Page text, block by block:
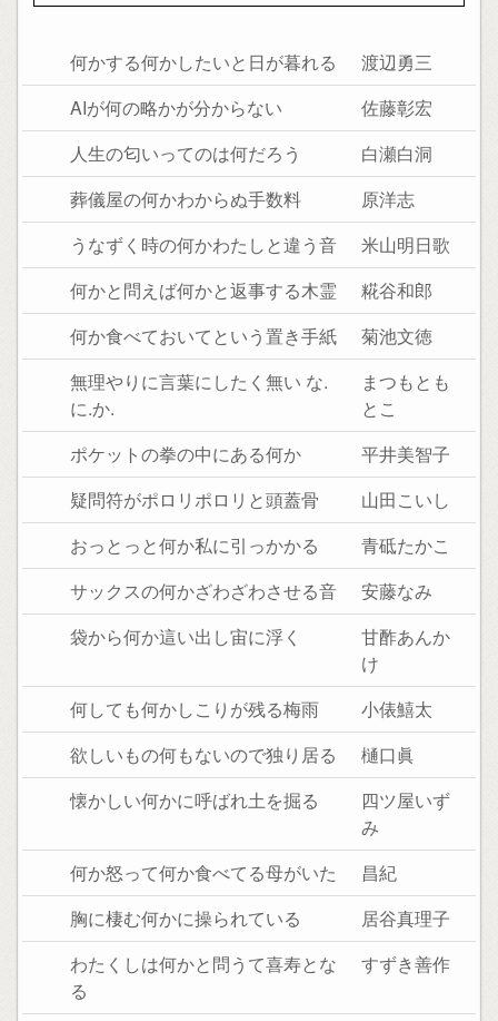
何かする何かしたいと日が暮れる
渡辺勇三
AIが何の略かが分からない
佐藤彰宏
人生の匂いってのは何だろう
白瀬白洞
葬儀屋の何かわからぬ手数料
原洋志
うなずく時の何かわたしと違う音
米山明日歌
何かと問えば何かと返事する木霊
糀谷和郎
何か食べておいてという置き手紙
菊池文徳
無理やりに言葉にしたく無い な.
に.か.
まつもとも
とこ
ポケットの拳の中にある何か
平井美智子
疑問符がポロリポロリと頭蓋骨
山田こいし
おっとっと何か私に引っかかる
青砥たかこ
サックスの何かざわざわさせる音
安藤なみ
袋から何か這い出し宙に浮く
甘酢あんか
け
何しても何かしこりが残る梅雨
小俵鱚太
欲しいもの何もないので独り居る
樋口眞
懐かしい何かに呼ばれ土を掘る
四ツ屋いず
み
何か怒って何か食べてる母がいた
昌紀
胸に棲む何かに操られている
居谷真理子
わたくしは何かと問うて喜寿とな
る
すずき善作